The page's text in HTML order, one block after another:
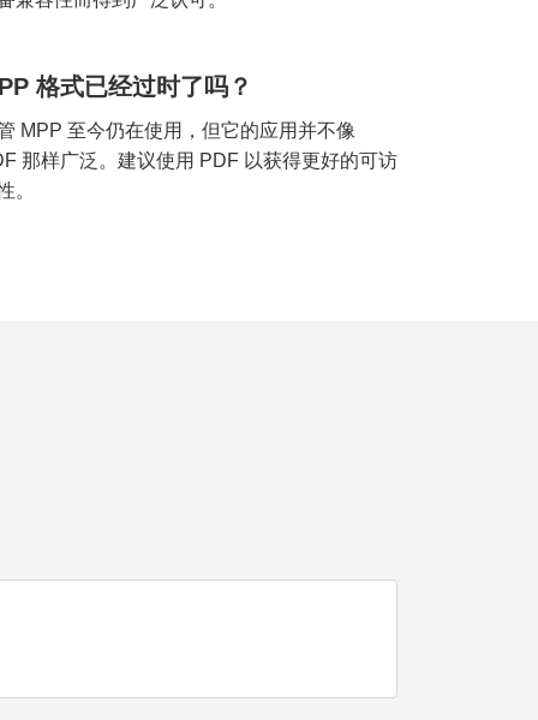
格式已经过时了吗？
MPP 至今仍在使用，但它的应用并不像
那样广泛。建议使用 PDF 以获得更好的可访
。